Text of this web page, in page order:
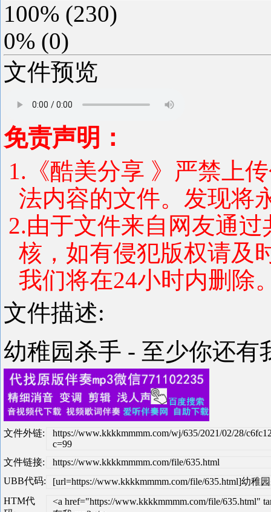
100% (230)
0% (0)
文件预览
免责声明：
1.《酷美分享 》严禁上
法内容的文件。发现将
2.由于文件来自网友通
核，如有侵犯版权请及
我们将在24小时内删除
文件描述:
幼稚园杀手 - 至少你还有
文件外链:
https://www.kkkkmmmm.com/wj/635/2021/02/28/
c=99
文件链接:
https://www.kkkkmmmm.com/file/635.html
UBB代码:
[url=https://www.kkkkmmmm.com/file/635.html]幼稚
HTM代
<a href="https://www.kkkkmmmm.com/file/635.html"